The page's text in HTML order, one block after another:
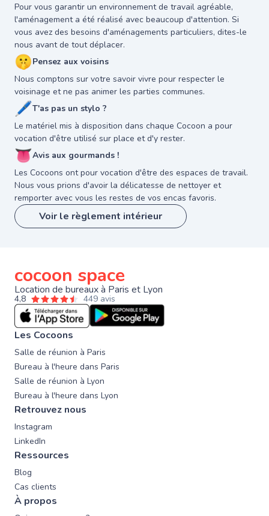
Pour vous garantir un environnement de travail agréable,
l'aménagement a été réalisé avec beaucoup d'attention. Si
vous avez des besoins d'aménagements particuliers, dites-le
nous avant de tout déplacer.
🤫Pensez aux voisins
Nous comptons sur votre savoir vivre pour respecter le
voisinage et ne pas animer les parties communes.
🖊T'as pas un stylo ?
Le matériel mis à disposition dans chaque Cocoon a pour
vocation d'être utilisé sur place et d'y rester.
👅Avis aux gourmands !
Les Cocoons ont pour vocation d'être des espaces de travail.
Nous vous prions d'avoir la délicatesse de nettoyer et
remporter avec vous les restes de vos encas favoris.
Voir le règlement intérieur
cocoon space
Location de bureaux à Paris et Lyon
4,8 449 avis
Les Cocoons
Salle de réunion à Paris
Bureau à l'heure dans Paris
Salle de réunion à Lyon
Bureau à l'heure dans Lyon
Retrouvez nous
Instagram
LinkedIn
Ressources
Blog
Cas clients
À propos